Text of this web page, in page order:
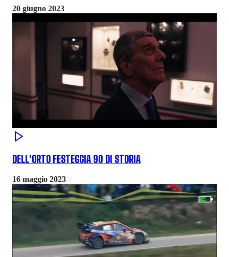
20 giugno 2023
DELL'ORTO FESTEGGIA 90 DI STORIA
16 maggio 2023